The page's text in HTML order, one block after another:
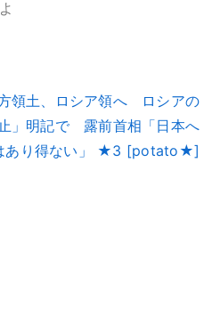
領土、ロシア領へ ロシアの
」明記で 露前首相「日本へ
あり得ない」 ★3 [potato★]